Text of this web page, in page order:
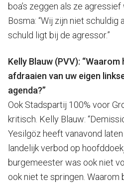
boa’s zeggen als ze
Bosma: “Wij zijn niet schuldig
schuld ligt bij de agressor.”
Kelly Blauw (PVV):
afdraaien van uw eigen
agenda?”
Ook Stadspartij 100% voor
kritisch. Kelly Blauw:
Yesilgöz heeft vanavond
landelijk verbod op
burgemeester was ook niet
ook niet te springen. Waarom